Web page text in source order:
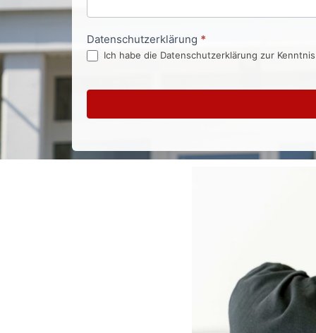
Datenschutzerklärung *
Ich habe die Datenschutzerklärung zur